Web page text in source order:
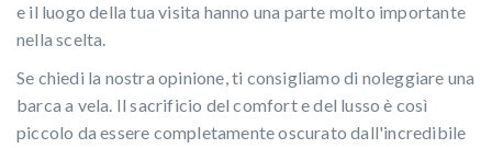
e il luogo della tua visita hanno una parte molto importante
nella scelta.
Se chiedi la nostra opinione, ti consigliamo di noleggiare una
barca a vela. Il sacrificio del comfort e del lusso è così
piccolo da essere completamente oscurato dall'incredibile